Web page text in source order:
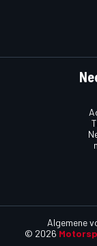
© 2026
Algemene